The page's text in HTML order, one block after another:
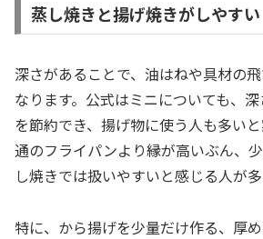
蒸し焼きと揚げ焼きがしやすい
深さがあることで、油はねや具材の
なります。公式はミニについても、
を節約でき、揚げ物に使う人も多い
通のフライパンより縁が高いぶん、
し焼きでは扱いやすいと感じる人が多
特に、から揚げを少量だけ作る、厚